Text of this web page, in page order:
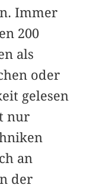
Immer
200
als
oder
gelesen
nur
an
der